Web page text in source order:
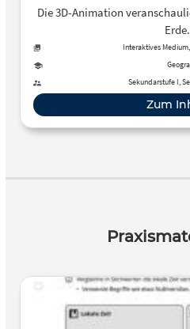
Die 3D-Animation
Erde.
Interaktives
Sekundarstufe I,
Zum